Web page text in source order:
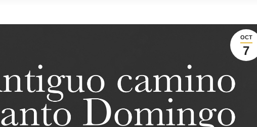
OCT
7